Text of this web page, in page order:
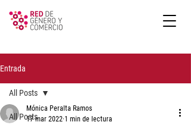
Entrada
All Posts
All Posts
Mónica Peralta Ramos
17 mar 2022 1 min de lectura